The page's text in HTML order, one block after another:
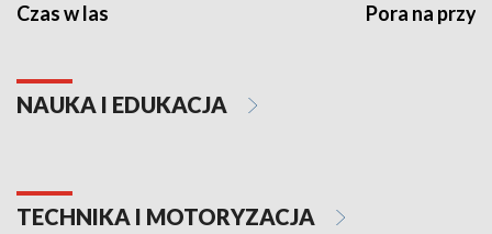
Czas w las Pora na
NAUKA I EDUKACJA
TECHNIKA I MOTORYZACJA